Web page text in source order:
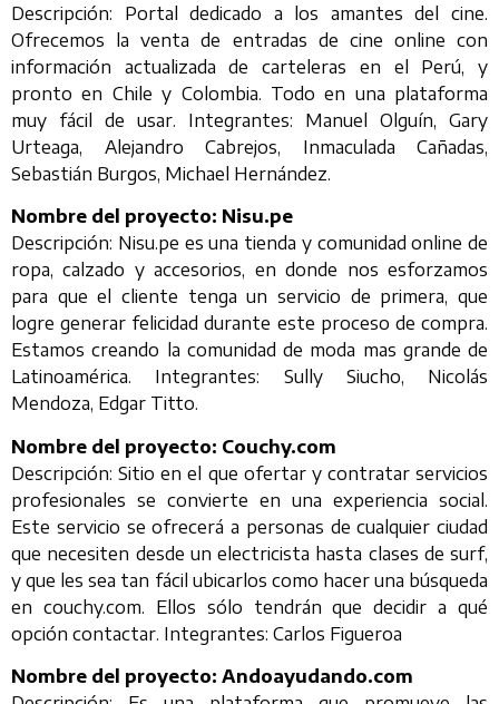
Descripción: Portal dedicado a los amantes del cine.
Ofrecemos la venta de entradas de cine online con
información actualizada de carteleras en el Perú, y
pronto en Chile y Colombia. Todo en una plataforma
muy fácil de usar. Integrantes: Manuel Olguín, Gary
Urteaga, Alejandro Cabrejos, Inmaculada Cañadas,
Sebastián Burgos, Michael Hernández.
Nombre del proyecto: Nisu.pe
Descripción: Nisu.pe es una tienda y comunidad online de
ropa, calzado y accesorios, en donde nos esforzamos
para que el cliente tenga un servicio de primera, que
logre generar felicidad durante este proceso de compra.
Estamos creando la comunidad de moda mas grande de
Latinoamérica. Integrantes: Sully Siucho, Nicolás
Mendoza, Edgar Titto.
Nombre del proyecto: Couchy.com
Descripción: Sitio en el que ofertar y contratar servicios
profesionales se convierte en una experiencia social.
Este servicio se ofrecerá a personas de cualquier ciudad
que necesiten desde un electricista hasta clases de surf,
y que les sea tan fácil ubicarlos como hacer una búsqueda
en couchy.com. Ellos sólo tendrán que decidir a qué
opción contactar. Integrantes: Carlos Figueroa
Nombre del proyecto: Andoayudando.com